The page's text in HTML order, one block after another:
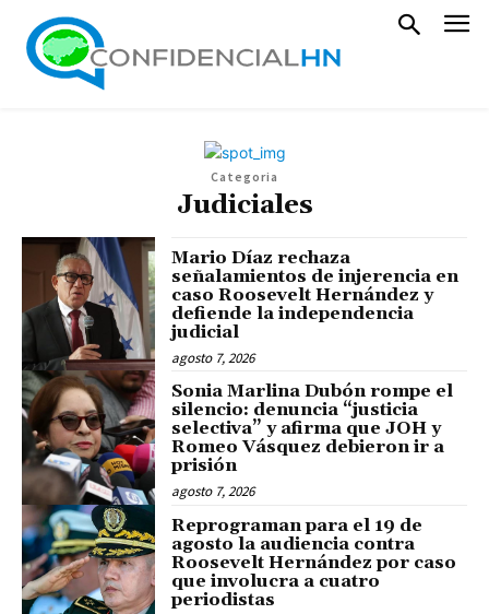
Categoria
Judiciales
Mario Díaz rechaza
señalamientos de injerencia en
caso Roosevelt Hernández y
defiende la independencia
judicial
agosto 7, 2026
Sonia Marlina Dubón rompe el
silencio: denuncia “justicia
selectiva” y afirma que JOH y
Romeo Vásquez debieron ir a
prisión
agosto 7, 2026
Reprograman para el 19 de
agosto la audiencia contra
Roosevelt Hernández por caso
que involucra a cuatro
periodistas